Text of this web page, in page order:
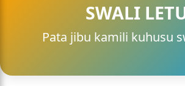
SWALI
Pata jibu kamili kuhusu